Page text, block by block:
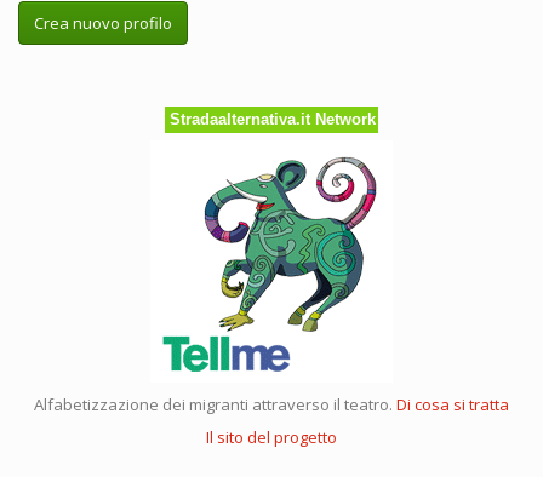
Crea nuovo profilo
Stradaalternativa.it Network
Alfabetizzazione dei migranti attraverso il teatro. Di cosa si tratta
Il sito del progetto